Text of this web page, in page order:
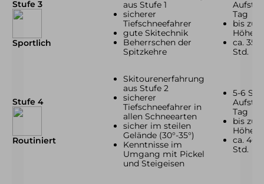
Stufe 3
Sportlich
aus Stufe 1
sicherer
Tiefschneefahrer
gute Skitechnik
Beherrschen der
Spitzkehre
Tag
bis zu
ca.
Std.
Stufe 4
Routiniert
Skitourenerfahrung
aus Stufe 2
sicherer
Tiefschneefahrer in
allen Schneearten
sicher im steilen
Gelände (30°-35°)
Kenntnisse im
Umgang mit Pickel
und Steigeisen
5-6 Std.
Tag
bis zu
ca.
Std.